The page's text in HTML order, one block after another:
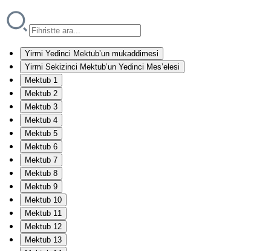
Yirmi Yedinci Mektub’un mukaddimesi
Yirmi Sekizinci Mektub’un Yedinci Mes’elesi
Mektub 1
Mektub 2
Mektub 3
Mektub 4
Mektub 5
Mektub 6
Mektub 7
Mektub 8
Mektub 9
Mektub 10
Mektub 11
Mektub 12
Mektub 13